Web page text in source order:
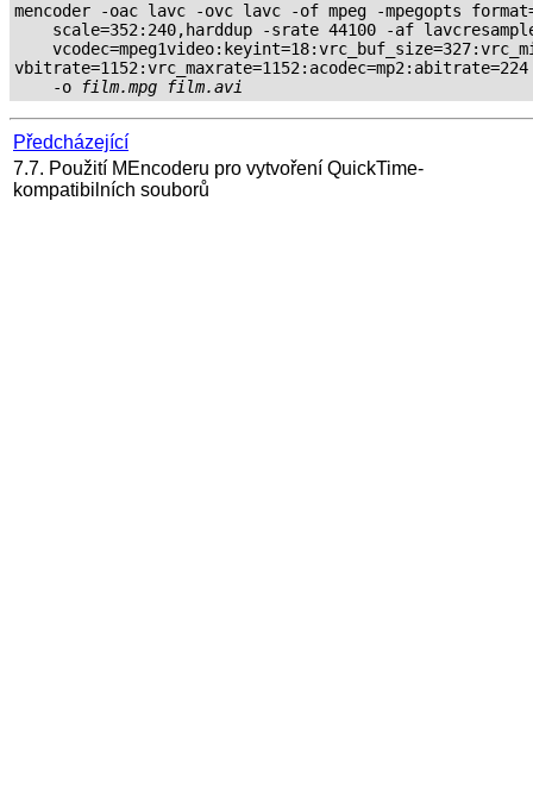
mencoder -oac lavc -ovc lavc -of mpeg -mpegopts
scale=352:240,harddup -srate 44100 -af
    -o
film.mpg film.avi
Předcházející
7.7. Použití MEncoderu pro vytvoření QuickTime-
kompatibilních souborů